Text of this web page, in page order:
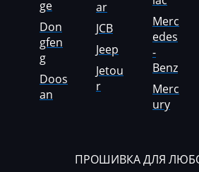
УАЗ
Урал
ge
Don
gfen
g
Doos
an
ar
JCB
Jeep
Jetou
r
Merc
edes
-
Benz
Merc
ury
ПРОШИВКА ДЛЯ